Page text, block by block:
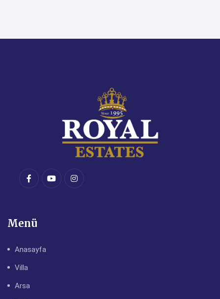
Menü
Anasayfa
Villa
Arsa